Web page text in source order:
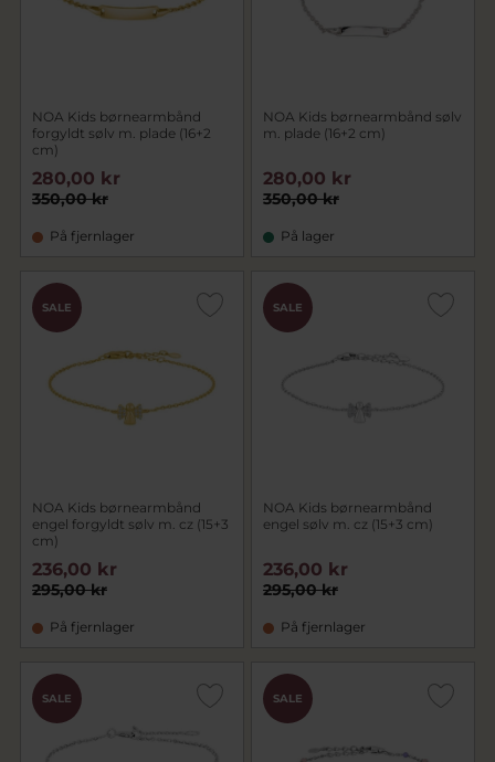
NOA Kids børnearmbånd
forgyldt sølv m. plade (16+2
cm)
350,00 kr
280,00 kr
På fjernlager
NOA Kids børnearmbånd sølv
m. plade (16+2 cm)
350,00 kr
280,00 kr
På lager
SALE
NOA Kids børnearmbånd
engel forgyldt sølv m. cz (15+3
cm)
295,00 kr
236,00 kr
På fjernlager
SALE
NOA Kids børnearmbånd
engel sølv m. cz (15+3 cm)
295,00 kr
236,00 kr
På fjernlager
SALE SALE